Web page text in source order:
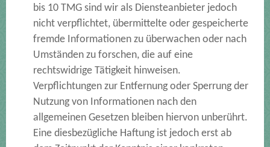
bis 10 TMG sind wir als Diensteanbieter jedoch
nicht verpflichtet, übermittelte oder gespeicherte
fremde Informationen zu überwachen oder nach
Umständen zu forschen, die auf eine
rechtswidrige Tätigkeit hinweisen.
Verpflichtungen zur Entfernung oder Sperrung der
Nutzung von Informationen nach den
allgemeinen Gesetzen bleiben hiervon unberührt.
Eine diesbezügliche Haftung ist jedoch erst ab